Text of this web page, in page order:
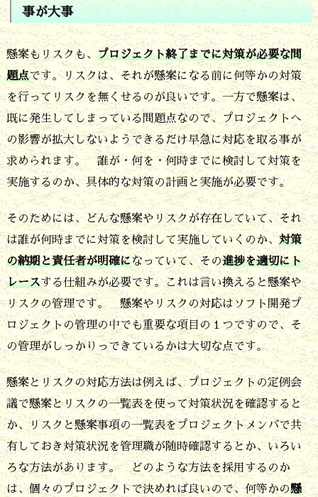
起
き
る
問
題
点
4.
懸
案
も
リ
ス
も
リ
リ
ー
ス
時
に
事が大事
懸案もリスクも、 プロジェクト終了までに対策が必要な問
題点です。リスクは、それが懸案になる前に何等かの対策
を行ってリスクを無くせるのが良いです。一方で懸案は、
既に発生してしまっている問題点なので、プロジェクトへ
の影響が拡大しないようできるだけ早急に対応を取る事が
求められます。 誰が・何を・何時までに検討して対策を
実施するのか、具体的な対策の計画と実施が必要です。
そのためには、どんな懸案やリスクが存在していて、それ
は誰が何時までに対策を検討して実施していくのか、対策
の納期と責任者が明確になっていて、その進捗を適切にト
レースする仕組みが必要です。これは言い換えると懸案や
リスクの管理です。 懸案やリスクの対応はソフト開発プ
ロジェクトの管理の中でも重要な項目の１つですので、そ
の管理がしっかりっできているかは大切な点です。
懸案とリスクの対応方法は例えば、プロジェクトの定例会
議で懸案とリスクの一覧表を使って対策状況を確認すると
か、リスクと懸案事項の一覧表をプロジェクトメンバで共
有しておき対策状況を管理職が随時確認するとか、いろい
ろな方法があります。 どのような方法を採用するのか
は、個々のプロジェクトで決めれば良いので、何等かの懸